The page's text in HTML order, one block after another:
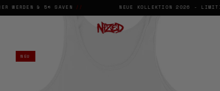
WERDEN & 5€ SAVEN // NEUE KOLLEKTION 2026 -
→ ✕
NEU